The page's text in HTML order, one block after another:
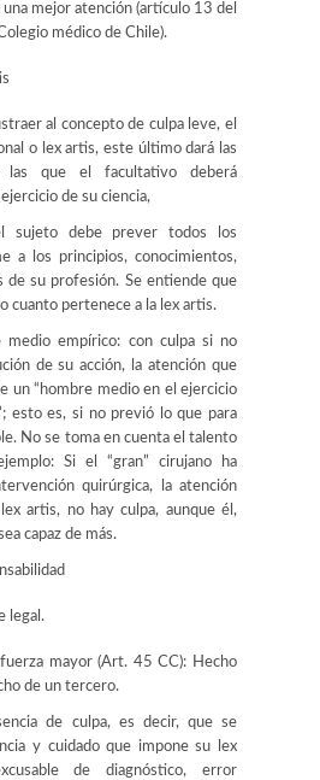
una mejor atención (artículo 13 del
médico de Chile).
al concepto de culpa leve, el
o lex artis, este último dará las
las que el facultativo deberá
de su ciencia,
sujeto debe prever todos los
a los principios, conocimientos,
de su profesión. Se entiende que
cuanto pertenece a la lex artis.
medio empírico: con culpa si no
de su acción, la atención que
un “hombre medio en el ejercicio
esto es, si no previó lo que para
No se toma en cuenta el talento
Si el “gran” cirujano ha
quirúrgica, la atención
artis, no hay culpa, aunque él,
capaz de más.
legal.
mayor (Art. 45 CC): Hecho
de un tercero.
de culpa, es decir, que se
y cuidado que impone su lex
de diagnóstico, error